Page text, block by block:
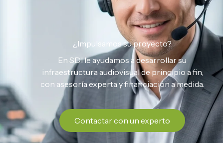
¿Impulsamos su proyecto?
En SDI le ayudamos a desarrollar su
infraestructura audiovisual de principio a fin,
con asesoría experta y financiación a medida.
Contactar con un experto